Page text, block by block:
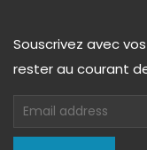
Souscrivez avec
rester au courant